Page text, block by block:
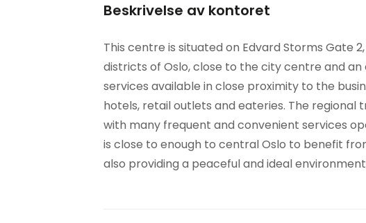
Beskrivelse av kontoret
This centre is situated on Edvard Storms Gate
districts of Oslo, close to the city centre and
services available in close proximity to the
hotels, retail outlets and eateries. The
with many frequent and convenient services
is close to enough to central Oslo to benefit
also providing a peaceful and ideal